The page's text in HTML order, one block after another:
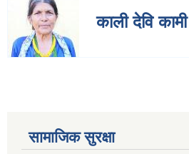
काली देवि कामी
सामाजिक सुरक्षा